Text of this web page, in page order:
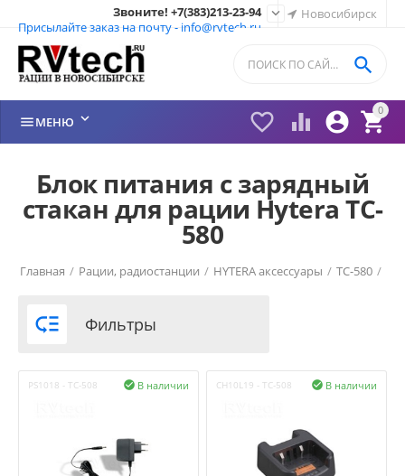
Новосибирск
Звоните! +7(383)213-23-94
Присылайте заказ на почту - info@rvtech.ru

0


 

МЕНЮ 
Блок питания с зарядный
стакан для рации Hytera TC-
580
Главная / Рации, радиостанции / HYTERA аксессуары / TC-580 /
 Фильтры
PS1018 - TC-508 В наличии
 CH10L19 - TC-508 В наличии
